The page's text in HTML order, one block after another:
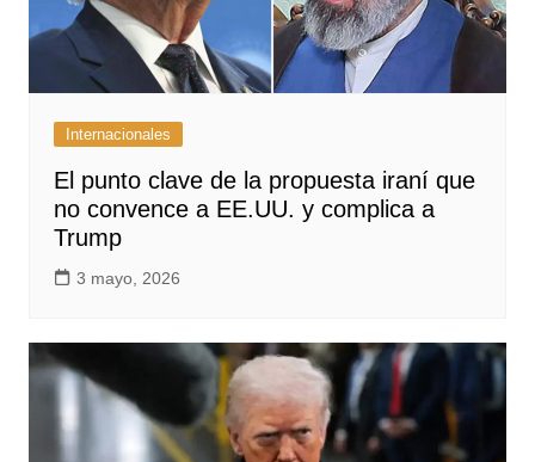
Internacionales
El punto clave de la propuesta iraní que
no convence a EE.UU. y complica a
Trump
3 mayo, 2026